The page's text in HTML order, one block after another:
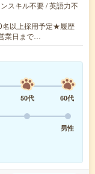
スキル不要 / 英語力不
以上採用予定★履歴
業日まで…
50代
60代
男性